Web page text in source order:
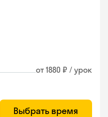
от 1880 ₽ / урок
Выбрать время